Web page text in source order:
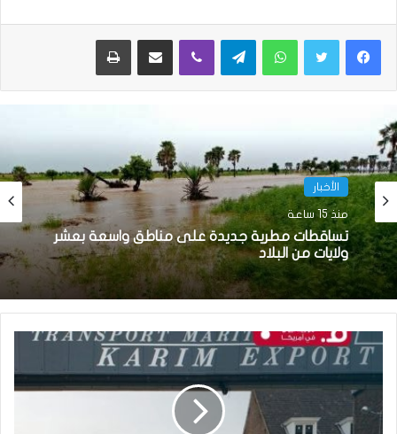
واتساب تيلقرام ڤايبر مشاركة عبر البريد طباعة
الأخبار
منذ 15 ساعة
تساقطات مطرية جديدة على مناطق واسعة بعشر
ولايات من البلاد
الأخبار
منذ 23 ساعة
نيو أورلينز:سائق موريتاني يجد نفسه وسط عملية
اختطاف